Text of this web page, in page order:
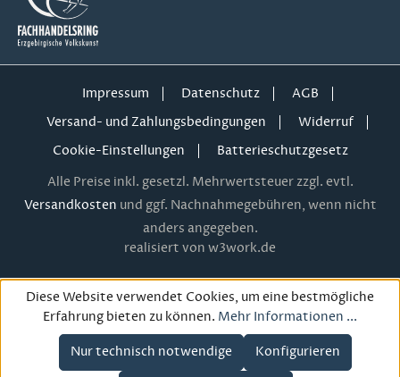
Impressum Datenschutz
AGB
Versand- und Zahlungsbedingungen
Widerruf
Cookie-Einstellungen
Batterieschutzgesetz
Alle Preise inkl. gesetzl. Mehrwertsteuer zzgl. evtl.
Versandkosten und ggf. Nachnahmegebühren, wenn nicht
anders angegeben.
realisiert von w3work.de
Diese Website verwendet Cookies, um eine bestmögliche
Erfahrung bieten zu können. Mehr Informationen ...
Nur technisch notwendige Konfigurieren